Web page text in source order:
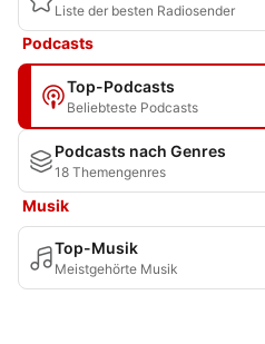
Liste der besten Radiosender
Podcasts
Top-Podcasts
Beliebteste Podcasts
Podcasts nach Genres
18 Themengenres
Musik
Top-Musik
Meistgehörte Musik